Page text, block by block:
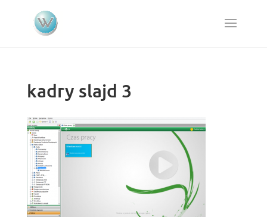
kadry slajd 3